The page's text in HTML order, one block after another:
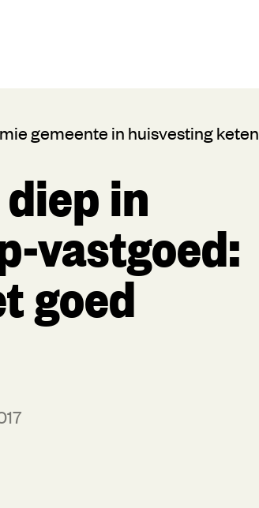
gemeente in huisvesting keten
in
vastgoed:
goed